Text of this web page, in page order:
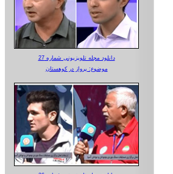
دانلود مجله تلویزیونی شماره 27
موضوع: پرواز در کوهستان